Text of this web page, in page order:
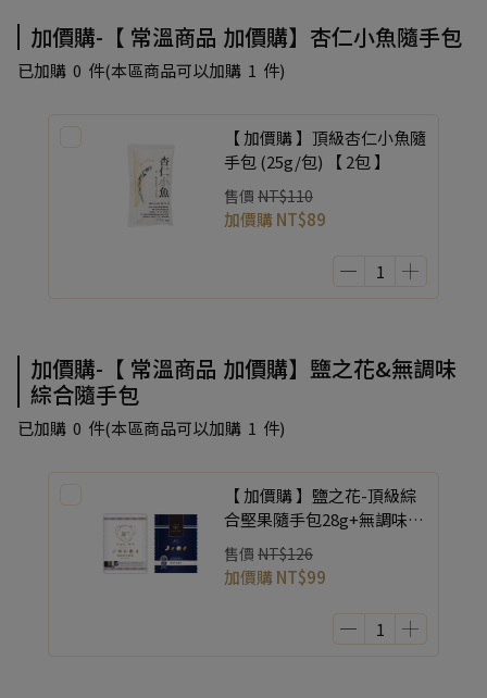
加價購-【 常溫商品 加價購】杏仁小魚隨手包
已加購 0 件(本區商品可以加購 1 件)
【 加價購 】頂級杏仁小魚隨
手包 (25g/包) 【 2包 】
售價 NT$110
加價購 NT$89
加價購-【 常溫商品 加價購】鹽之花&無調味
綜合隨手包
已加購 0 件(本區商品可以加購 1 件)
【 加價購 】鹽之花-頂級綜
合堅果隨手包28g+無調味-
頂級綜合堅果隨手包32g 【
2入 各一包 】
售價 NT$126
加價購 NT$99